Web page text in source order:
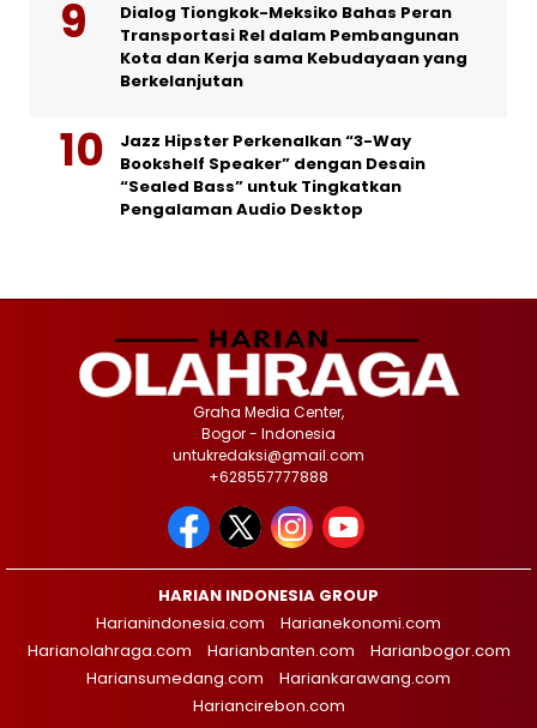
Dialog Tiongkok-Meksiko Bahas Peran
Transportasi Rel dalam Pembangunan
Kota dan Kerja sama Kebudayaan yang
Berkelanjutan
Jazz Hipster Perkenalkan “3-Way
Bookshelf Speaker” dengan Desain
“Sealed Bass” untuk Tingkatkan
Pengalaman Audio Desktop
Graha Media Center,
Bogor - Indonesia
untukredaksi@gmail.com
+628557777888
HARIAN INDONESIA GROUP
Harianindonesia.com
Harianekonomi.com
Harianolahraga.com
Harianbanten.com
Harianbogor.com
Hariansumedang.com
Hariankarawang.com
Hariancirebon.com